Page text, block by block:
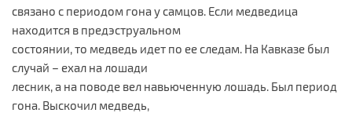
связано с периодом гона у самцов. Если медведица
находится в предэструальном
состоянии, то медведь идет по ее следам. На Кавказе был
случай – ехал на лошади
лесник, а на поводе вел навьюченную лошадь. Был период
гона. Выскочил медведь,